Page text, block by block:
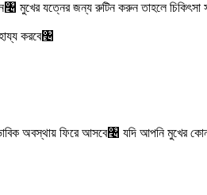
মুখের যত্নের জন্য রুটিন করুন তাহলে
করবে৤
অবস্থায় ফিরে আসবে৤ যদি আপনি মুখের